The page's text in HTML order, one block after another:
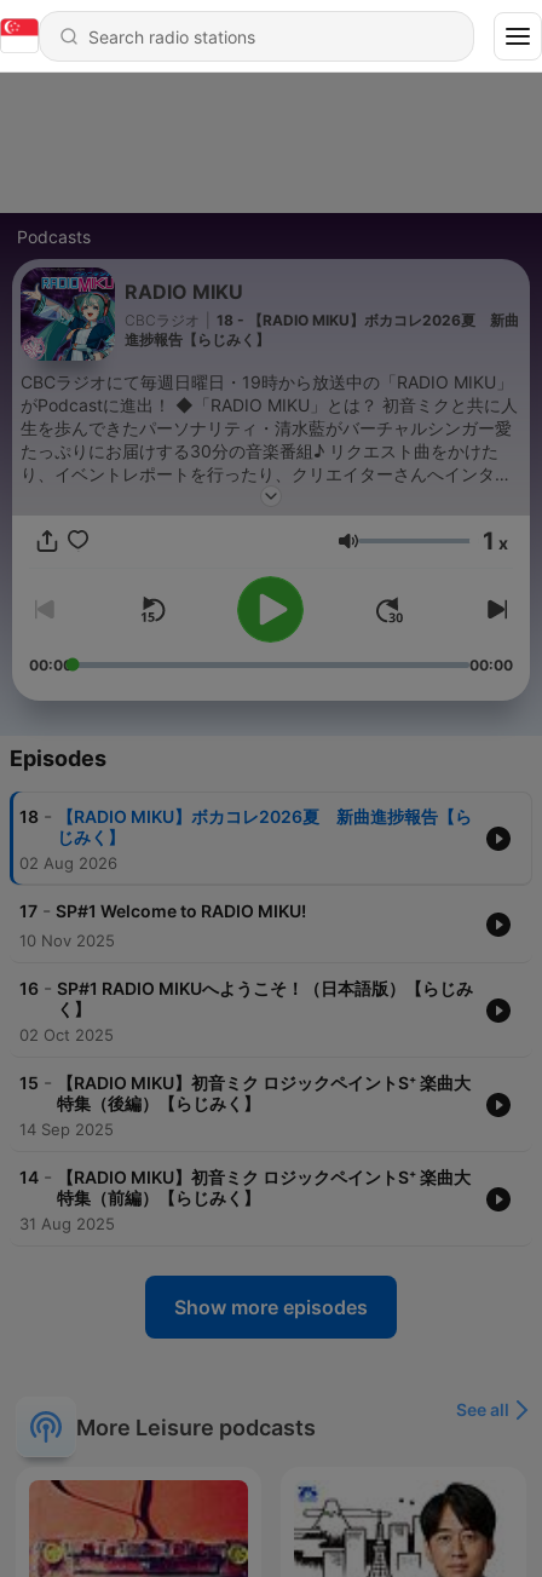
Podcasts
RADIO MIKU
CBCラジオ
18 - 【RADIO MIKU】ボカコレ2026夏 新曲
進捗報告【らじみく】
CBCラジオにて毎週日曜日・19時から放送中の「RADIO MIKU」
がPodcastに進出！ ◆「RADIO MIKU」とは？ 初音ミクと共に人
生を歩んできたパーソナリティ・清水藍がバーチャルシンガー愛
たっぷりにお届けする30分の音楽番組♪ リクエスト曲をかけた
り、イベントレポートを行ったり、クリエイターさんへインタビ
ューをしたり…曲を作ったり！？ “創作の楽しさ”に触れられる番
す！ また清水AI（Shimizu AI）による英語版も不定期に配信しま
ングイイネ！」を使用しております。
Volume 1 x
00:00 00:00
Episodes
18 -
【RADIO MIKU】ボカコレ2026夏 新曲進捗報告【ら
じみく】
02 Aug 2026
17 - SP#1 Welcome to RADIO MIKU!
10 Nov 2025
16 - SP#1 RADIO MIKUへようこそ！（日本語版）【らじみ
く】
02 Oct 2025
15 -
【RADIO MIKU】初音ミク ロジックペイントS⁺ 楽曲大
特集（後編）【らじみく】
14 Sep 2025
14 -
【RADIO MIKU】初音ミク ロジックペイントS⁺ 楽曲大
特集（前編）【らじみく】
31 Aug 2025
Show more episodes
More Leisure podcasts
See all